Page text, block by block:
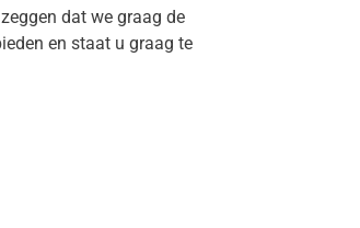
dat we graag de
en staat u graag te